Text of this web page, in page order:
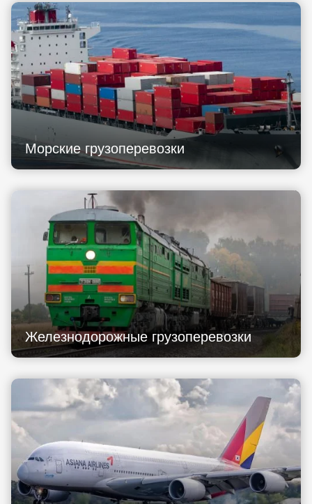
Морские грузоперевозки
Железнодорожные грузоперевозки